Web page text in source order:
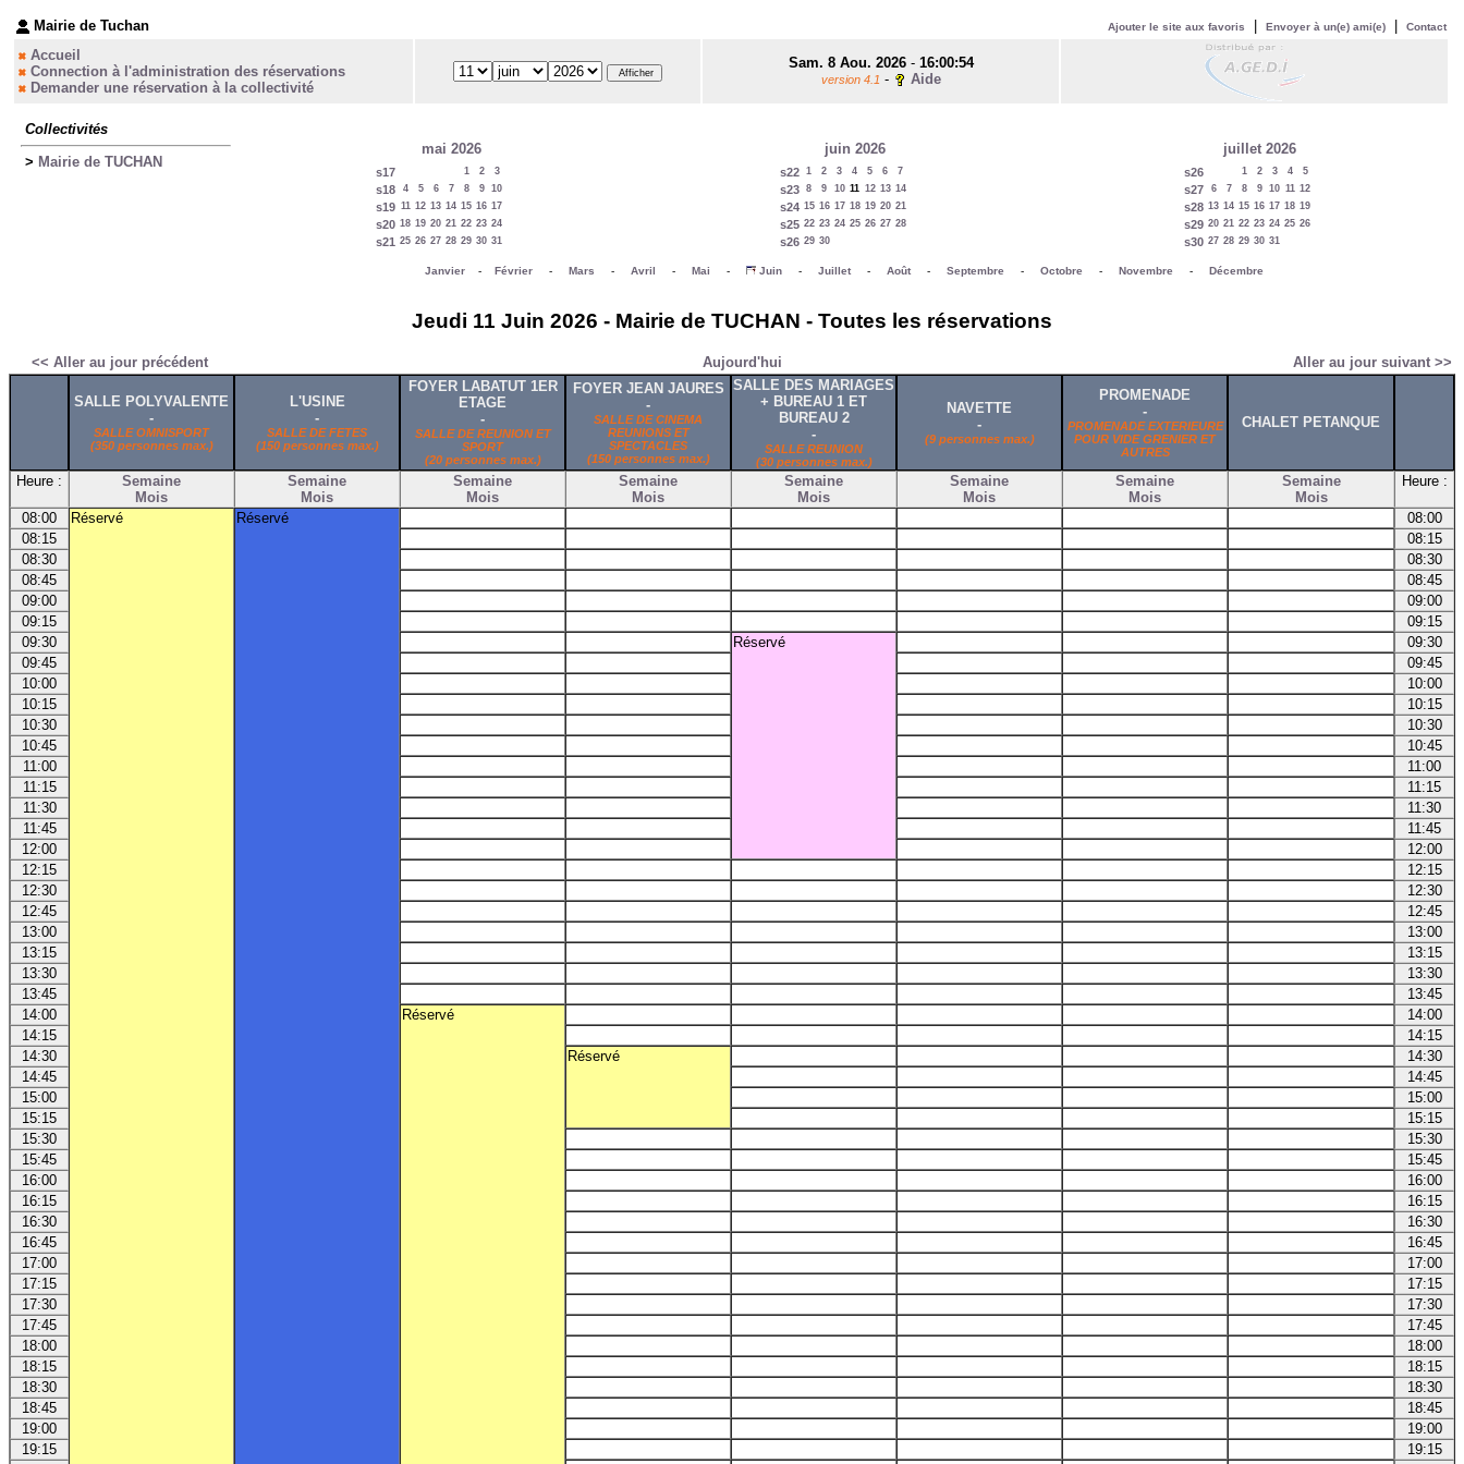
Mairie de Tuchan Ajouter le site aux favoris Envoyer à un(e) ami(e) Contact
Accueil
Connection à l'administration des réservations
Demander une réservation à la collectivité
Sam. 8 Aou. 2026- 16:00:54
version 4.1 - Aide
Collectivités
> Mairie de TUCHAN
mai 2026
s17 1 2 3
s18 4 5 6 7 8 9 10
s19 11 12 13 14 15 16 17
s20 18 19 20 21 22 23 24
s21 25 26 27 28 29 30 31
juin 2026
s22 1 2 3 4 5 6 7
s23 8 9 10 11 12 13 14
s24 15 16 17 18 19 20 21
s25 22 23 24 25 26 27 28
s26 29 30
juillet 2026
s26 1 2 3 4 5
s27 6 7 8 9 10 11 12
s28 13 14 15 16 17 18 19
s29 20 21 22 23 24 25 26
s30 27 28 29 30 31
Janvier- Février- Mars - Avril - Mai - Juin- Juillet- Août- Septembre - Octobre - Novembre - Décembre
Jeudi 11 Juin 2026 - Mairie de TUCHAN - Toutes les réservations
<< Aller au jour précédent Aujourd'hui Aller au jour suivant >>
SALLE POLYVALENTE
-
SALLE OMNISPORT
(350 personnes max.)
L'USINE
-
SALLE DE FETES
(150 personnes max.)
FOYER LABATUT 1ER
ETAGE
-
SALLE DE REUNION ET
SPORT
(20 personnes max.)
FOYER JEAN JAURES
-
SALLE DE CINEMA
REUNIONS ET
SPECTACLES
(150 personnes max.)
SALLE DES MARIAGES
+ BUREAU 1 ET
BUREAU 2
-
SALLE REUNION
(30 personnes max.)
NAVETTE
-
(9 personnes max.)
PROMENADE
-
PROMENADE EXTERIEURE
POUR VIDE GRENIER ET
AUTRES
CHALET PETANQUE
Heure :
Semaine
Mois
Semaine
Mois
Semaine
Mois
Semaine
Mois
Semaine
Mois
Semaine
Mois
Semaine
Mois
Semaine
Mois
Heure :
08:00 Réservé Réservé
08:00
08:15
08:15
08:30
08:30
08:45
08:45
09:00
09:00
09:15
09:15
09:30
Réservé
09:30
09:45
09:45
10:00
10:00
10:15
10:15
10:30
10:30
10:45
10:45
11:00
11:00
11:15
11:15
11:30
11:30
11:45
11:45
12:00
12:00
12:15
12:15
12:30
12:30
12:45
12:45
13:00
13:00
13:15
13:15
13:30
13:30
13:45
13:45
14:00
Réservé
14:00
14:15
14:15
14:30
Réservé
14:30
14:45
14:45
15:00
15:00
15:15
15:15
15:30
15:30
15:45
15:45
16:00
16:00
16:15
16:15
16:30
16:30
16:45
16:45
17:00
17:00
17:15
17:15
17:30
17:30
17:45
17:45
18:00
18:00
18:15
18:15
18:30
18:30
18:45
18:45
19:00
19:00
19:15
19:15